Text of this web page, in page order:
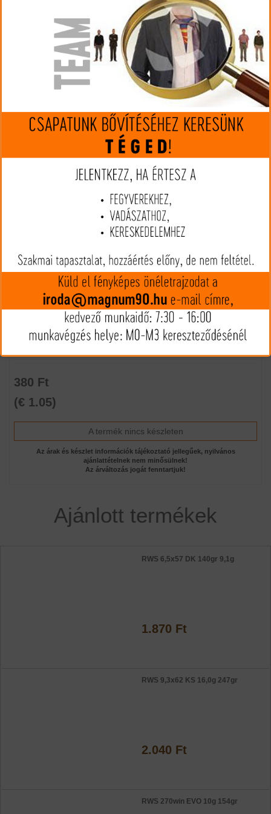
Sellier&Bellot
00801
MIP kártya jóváírás: Kártyát igényelek
Termék leírás
Lövedék típusa: Ólom hegyű
Lövedék tömege: 50 gr/ 3,24 g
Csőtorkolati sebesség: 970 m/s
Csőtorkolati energia: 1524 J
Felhívnánk figyelmét, hogy a terméknél interneten csak
vásárlási szándékát jelezheti, vásárlása csak személyes
átvétellel lehetséges!
Mennyiség:
380 Ft
(€ 1.05)
A termék nincs készleten
Az árak és készlet információk tájékoztató jellegűek, nyilvános
ajánlattételnek nem minősülnek!
Az árváltozás jogát fenntartjuk!
Ajánlott termékek
RWS 6,5x57 DK 140gr 9,1g
1.870 Ft
RWS 9,3x62 KS 16,0g 247gr
2.040 Ft
RWS 270win EVO 10g 154gr